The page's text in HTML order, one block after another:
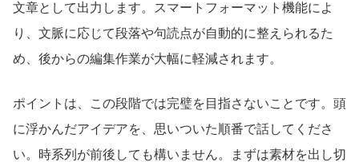
文章として出力します。スマートフォーマット機能によ
り、文脈に応じて段落や句読点が自動的に整えられるた
め、後からの編集作業が大幅に軽減されます。
ポイントは、この段階では完璧を目指さないことです。頭
に浮かんだアイデアを、思いついた順番で話してくださ
い。時系列が前後しても構いません。まずは素材を出し切